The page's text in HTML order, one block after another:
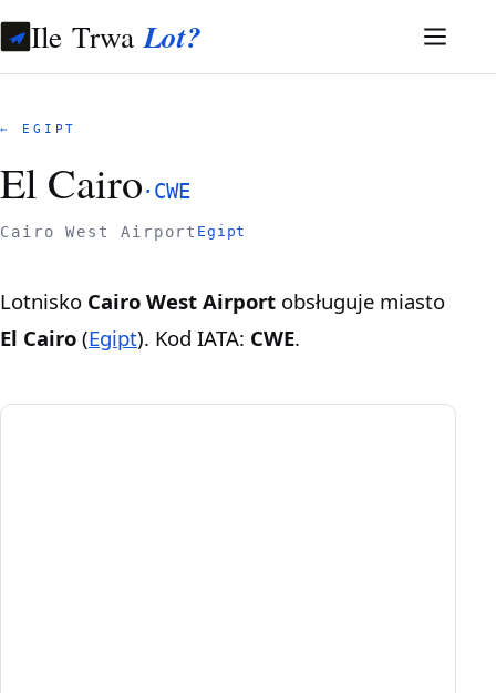
Ile TrwaLot?
← EGIPT
El Cairo· CWE
Cairo West Airport Egipt
Lotnisko Cairo West Airport obsługuje miasto
El Cairo (Egipt). Kod IATA: CWE.